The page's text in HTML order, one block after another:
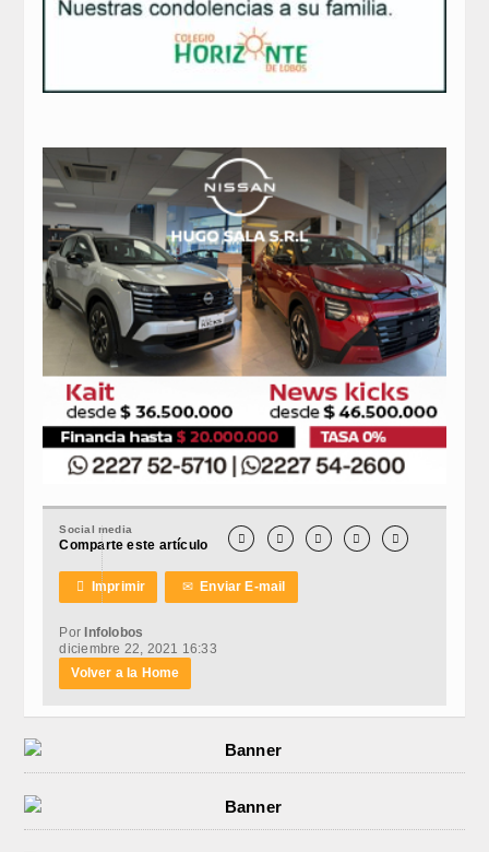
Social media
Comparte este artículo     
 Imprimir ✉Enviar E-mail
Por Infolobos
diciembre 22, 2021 16:33
Volver a la Home